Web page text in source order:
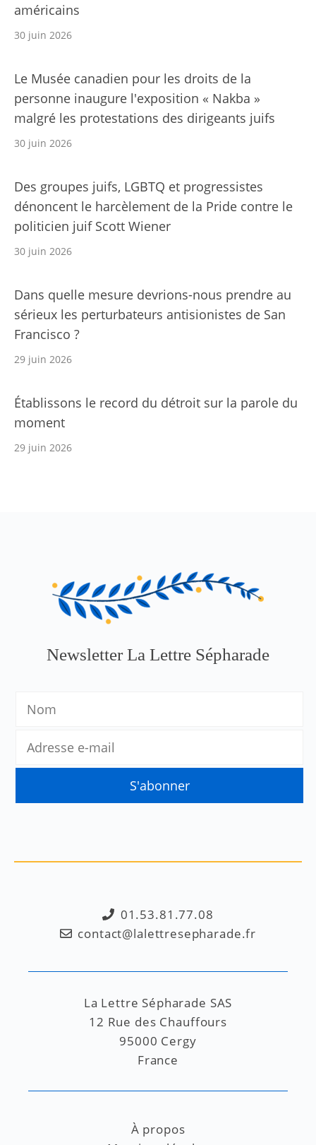
américains
30 juin 2026
Le Musée canadien pour les droits de la
personne inaugure l'exposition « Nakba »
malgré les protestations des dirigeants juifs
30 juin 2026
Des groupes juifs, LGBTQ et progressistes
dénoncent le harcèlement de la Pride contre le
politicien juif Scott Wiener
30 juin 2026
Dans quelle mesure devrions-nous prendre au
sérieux les perturbateurs antisionistes de San
Francisco ?
29 juin 2026
Établissons le record du détroit sur la parole du
moment
29 juin 2026
Newsletter La Lettre Sépharade
01.53.81.77.08
contact@lalettresepharade.fr
La Lettre Sépharade SAS
12 Rue des Chauffours
95000 Cergy
France
À propos